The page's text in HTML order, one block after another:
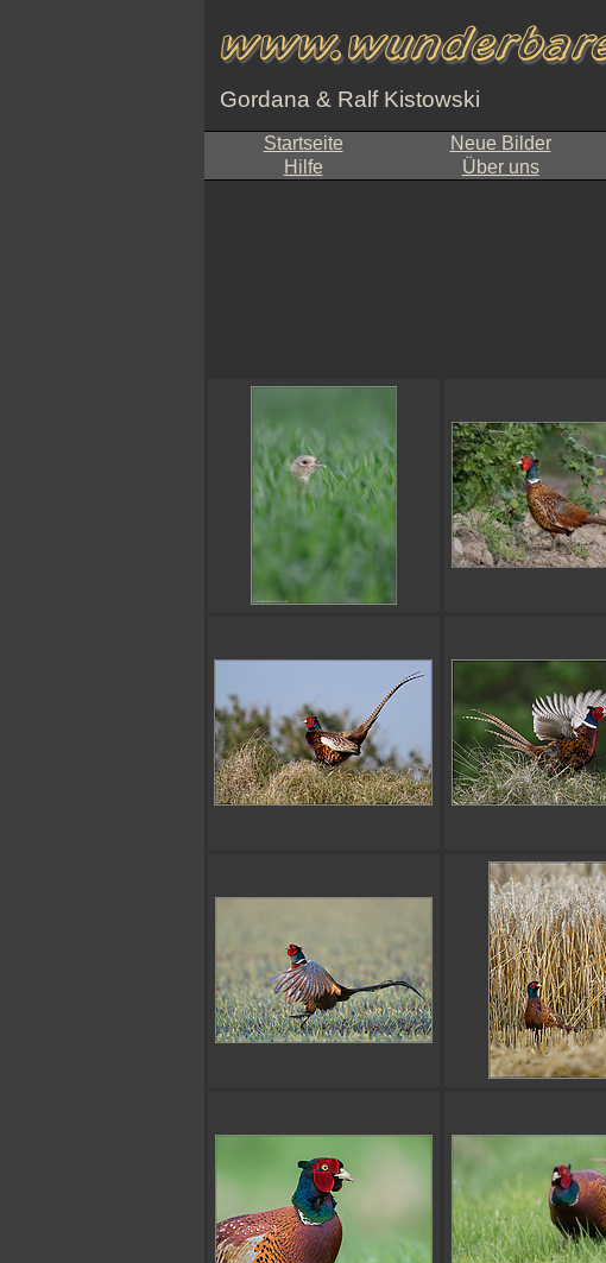
Gordana & Ralf Kistowski
Startseite Neue Bilder
Hilfe
Über uns